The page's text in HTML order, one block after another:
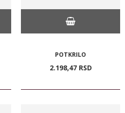
POTKRILO
2.198,47 RSD